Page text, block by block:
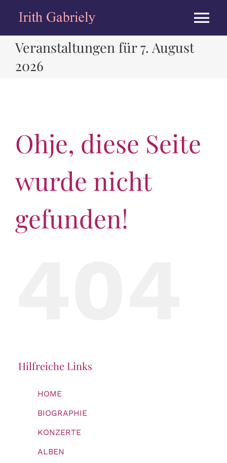
Inhalt
HOME
ALBEN
PRESSE
MEDIEN
Veranstaltungen für 7. August
2026
Ohje, diese Seite
wurde nicht
gefunden!
Hilfreiche Links
HOME
BIOGRAPHIE
KONZERTE
ALBEN